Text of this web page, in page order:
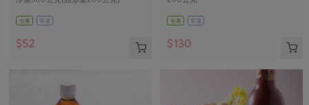
全素 常溫
$52
全素 常溫
$130